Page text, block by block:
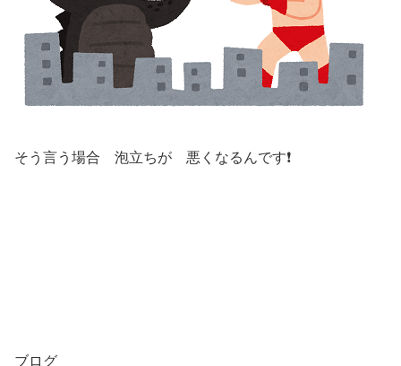
そう言う場合 泡立ちが 悪くなるんです❗️
ブログ